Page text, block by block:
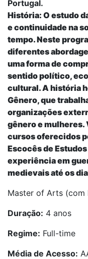
Portugal.
História: O estudo
e continuidade na
tempo. Neste
diferentes
uma forma de
sentido político,
cultural. A história
Gênero, que
organizações
gênero e mulheres.
cursos oferecidos
Escocês de
experiência em
medievais até os
Master of Arts (com
Duração: 4 anos
Regime: Full-time
Média de Acesso: